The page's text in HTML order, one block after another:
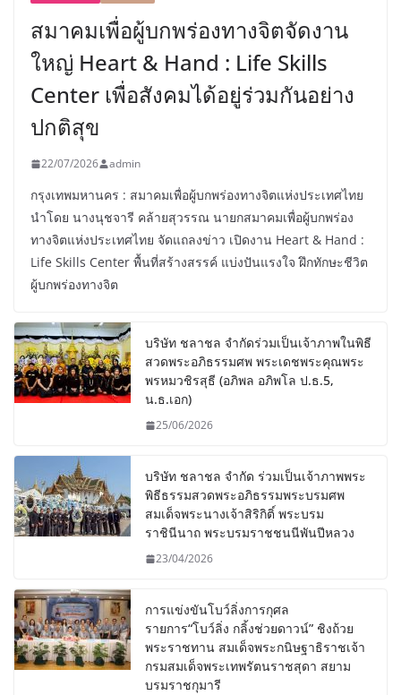
สมาคมเพื่อผู้บกพร่องทางจิตจัดงาน
ใหญ่ Heart & Hand : Life Skills
Center เพื่อสังคมได้อยู่ร่วมกันอย่าง
ปกติสุข
22/07/2026 admin
กรุงเทพมหานคร : สมาคมเพื่อผู้บกพร่องทางจิตแห่งประเทศไทย
นำโดย นางนุชจารี คล้ายสุวรรณ นายกสมาคมเพื่อผู้บกพร่อง
ทางจิตแห่งประเทศไทย จัดแถลงข่าว เปิดงาน Heart & Hand :
Life Skills Center พื้นที่สร้างสรรค์ แบ่งปันแรงใจ ฝึกทักษะชีวิต
ผู้บกพร่องทางจิต
บริษัท ชลาชล จำกัดร่วมเป็นเจ้าภาพในพิธี
สวดพระอภิธรรมศพ พระเดชพระคุณพระ
พรหมวชิรสุธี (อภิพล อภิพโล ป.ธ.5,
น.ธ.เอก)
25/06/2026
บริษัท ชลาชล จำกัด ร่วมเป็นเจ้าภาพพระ
พิธีธรรมสวดพระอภิธรรมพระบรมศพ
สมเด็จพระนางเจ้าสิริกิติ์ พระบรม
ราชินีนาถ พระบรมราชชนนีพันปีหลวง
23/04/2026
การแข่งขันโบว์ลิ่งการกุศล
รายการ“โบว์ลิ่ง กลิ้งช่วยดาวน์” ชิงถ้วย
พระราชทาน สมเด็จพระกนิษฐาธิราชเจ้า
กรมสมเด็จพระเทพรัตนราชสุดา สยาม
บรมราชกุมารี